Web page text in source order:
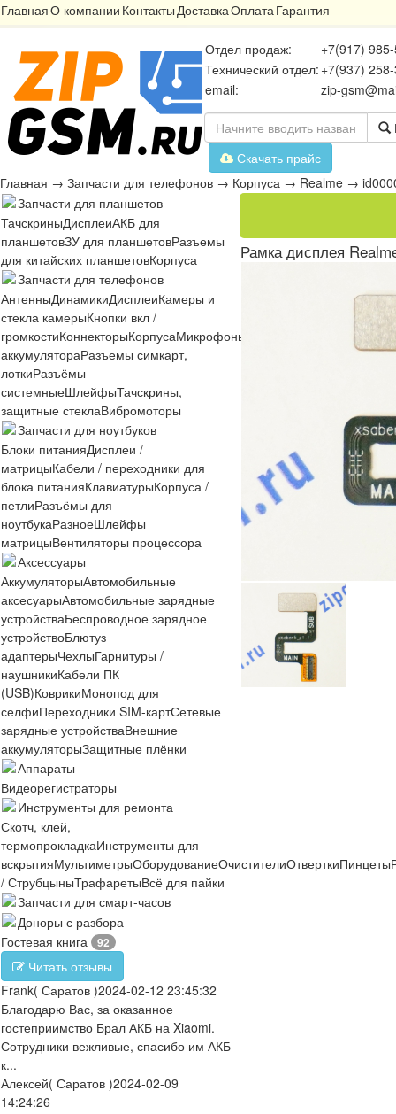
ГлавнаяО компании КонтактыДоставкаОплатаГарантия
Отдел продаж:
+7(917)
Технический отдел: +7(937)
email:
zip-
Скачать прайс
Главная → Запчасти для телефонов → Корпуса → Realme →
Запчасти для планшетов
ТачскриныДисплеиАКБ для
планшетовЗУ для планшетовРазъемы
для китайских планшетовКорпуса
Запчасти для телефонов
АнтенныДинамикиДисплеиКамеры и
стекла камерыКнопки вкл /
громкостиКоннекторыКорпусаМикрофоны Платы
аккумулятораРазъемы симкарт,
лоткиРазъёмы
системныеШлейфыТачскрины,
защитные стеклаВибромоторы
Запчасти для ноутбуков
Блоки питанияДисплеи /
матрицыКабели / переходники для
блока питанияКлавиатурыКорпуса /
петлиРазъёмы для
ноутбукаРазноеШлейфы
матрицыВентиляторы процессора
Аксессуары
АккумуляторыАвтомобильные
аксесуарыАвтомобильные зарядные
устройстваБеспроводное зарядное
устройствоБлютуз
адаптерыЧехлыГарнитуры /
наушникиКабели ПК
(USB)КоврикиМонопод для
селфиПереходники SIM-картСетевые
зарядные устройстваВнешние
аккумуляторыЗащитные плёнки
Аппараты
Видеорегистраторы
Инструменты для ремонта
Скотч, клей,
термопрокладкаИнструменты для
вскрытияМультиметрыОборудованиеОчистителиОтверткиПинцеты
/ СтрубцыныТрафаретыВсё для пайки
Запчасти для смарт-часов
Доноры с разбора
Гостевая книга
92
Читать отзывы
Frank( Саратов )2024-02-12 23:45:32
Благодарю Вас, за оказанное
гостеприимство Брал АКБ на Xiaomi.
Сотрудники вежливые, спасибо им АКБ
к...
Алексей( Саратов )2024-02-09
14:24:26
Рамка дисплея